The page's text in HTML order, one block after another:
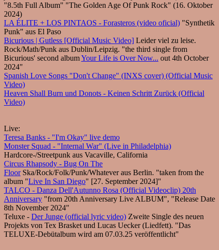
"8.5th Full Album" "The Golden Age Of Punk Rock" (16. Oktober
2024)
LA ÉLITE + LOS PINTAOS - Forasteros (video oficial) "Synthetik
Punk" aus El Paso
Bicurious | Gutless [Official Music Video] Leider viel zu leise.
Rock/Math/Punk aus Dublin/Leipzig. "the third single from
Bicurious' second albumYour Life is Over Now... out 4th October
2024"
Spanish Love Songs "Don't Change" (INXS cover) (Official Music
Video)
Heaven Shall Burn und Donots - Keinen Schritt Zurück (Official
Video)
Live:
Teresa Banks - "I'm Okay" live demo
Monster Squad - "Internal War" (Live in Philadelphia)
Hardcore-/Streetpunk aus Vacaville, California
Circus Rhapsody - Bug On The
FloorSka/Rock/Folk/Punk/Whatever aus Berlin. "taken from the
album "Live In San Diego" [27. September 2024]"
TALCO - Danza Dell'Autunno Rosa (Official Videoclip) 20th
Anniversary "from 20th Anniversary Live ALBUM", "Release Date
8th November 2024"
Teluxe - Der Junge (official lyric video) Zweite Single des neuen
Projekts von Tex Brasket und Lucas Uecker (Liedfett). "Das
TELUXE-Debütalbum wird am 07.03.25 veröffentlicht"